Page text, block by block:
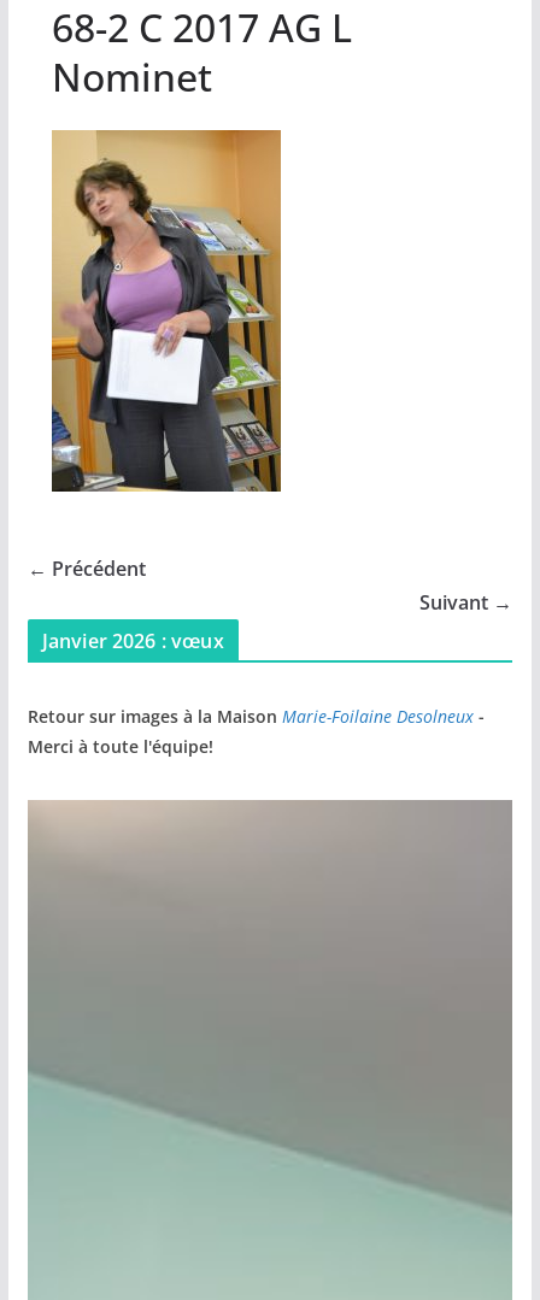
68-2 C 2017 AG L
Nominet
← Précédent
Suivant →
Janvier 2026 : vœux
Retour sur images à la Maison Marie-Foilaine Desolneux-
Merci à toute l'équipe!